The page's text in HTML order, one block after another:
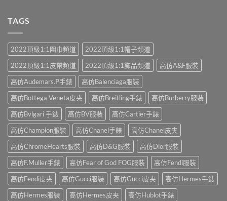
TAGS
2022頂級1:1圍巾頻道
2022頂級1:1帽子頻道
2022頂級1:1皮帶頻道
2022頂級1:1飾品頻道
高仿A&F服裝
高仿Audemars.P手錶
高仿Balenciaga服裝
高仿Bottega Veneta皮夹
高仿Breitling手錶
高仿Burberry服裝
高仿Bvlgari 手錶
高仿BV服裝
高仿Cartier手錶
高仿Champion服裝
高仿Chanel手錶
高仿Chanel皮夹
高仿ChromeHearts服裝
高仿D&G服裝
高仿Dior服裝
高仿F.Muller手錶
高仿Fear of God FOG服裝
高仿Fendi服裝
高仿Fendi皮夹
高仿Gucci服裝 高仿Gucci皮夹
高仿Hermes手錶
高仿Hermes服裝
高仿Hermes皮夹 高仿Hublot手錶